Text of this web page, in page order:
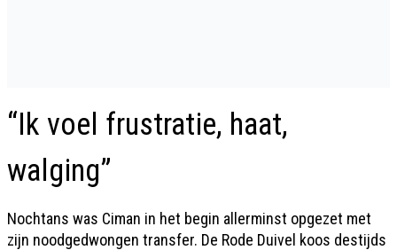
“Ik voel frustratie, haat,
walging”
Nochtans was Ciman in het begin allerminst opgezet met
zijn noodgedwongen transfer. De Rode Duivel koos destijds